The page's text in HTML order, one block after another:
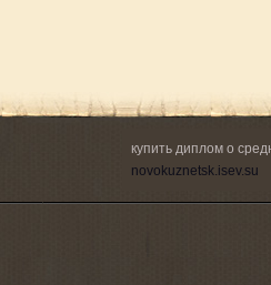
купить диплом о
novokuznetsk.isev.su